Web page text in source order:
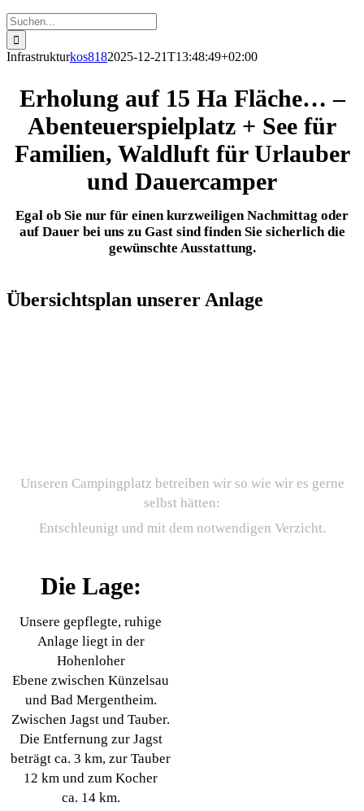
Suche
nach:
Infrastrukturkos8182025-12-21T13:48:49+02:00
Erholung auf 15 Ha Fläche… –
Abenteuerspielplatz + See für
Familien, Waldluft für Urlauber
und Dauercamper
Egal ob Sie nur für einen kurzweiligen Nachmittag oder
auf Dauer bei uns zu Gast sind finden Sie sicherlich die
gewünschte Ausstattung.
Übersichtsplan unserer Anlage
Unseren Campingplatz betreiben wir so wie wir es gerne
selbst hätten:
Entschleunigt und mit dem notwendigen Verzicht.
Die Lage:
Unsere gepflegte, ruhige
Anlage liegt in der
Hohenloher
Ebene zwischen Künzelsau
und Bad Mergentheim.
Zwischen Jagst und Tauber.
Die Entfernung zur Jagst
beträgt ca. 3 km, zur Tauber
12 km und zum Kocher
ca. 14 km.